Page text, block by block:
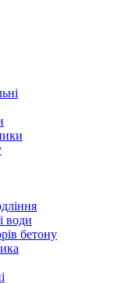
води
бетону